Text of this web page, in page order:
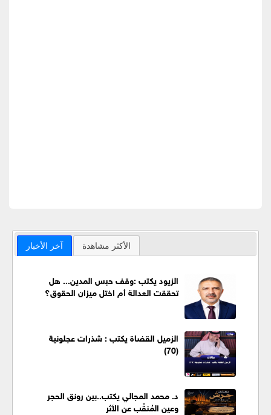
آخر الأخبار الأكثر مشاهدة
الزيود يكتب :وقف حبس المدين... هل
تحققت العدالة أم اختل ميزان الحقوق؟
الزميل القضاة يكتب : شذرات عجلونية
(70)
د. محمد المجالي يكتب..بين رونق الحجر
وعين المُنقِّب عن الأثر